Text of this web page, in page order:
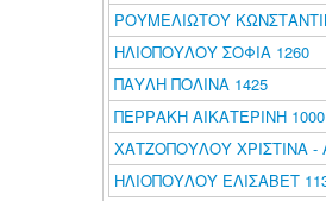
ΡΟΥΜΕΛΙΩΤΟΥ
ΗΛΙΟΠΟΥΛΟΥ ΣΟΦΙΑ 1260
ΠΑΥΛΗ ΠΟΛΙΝΑ 1425
ΠΕΡΡΑΚΗ ΑΙΚΑΤΕΡΙΝΗ 1000
ΧΑΤΖΟΠΟΥΛΟΥ ΧΡΙΣΤΙΝΑ -
ΗΛΙΟΠΟΥΛΟΥ ΕΛΙΣΑΒΕΤ